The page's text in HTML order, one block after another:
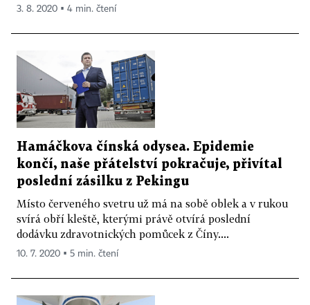
3. 8. 2020 ▪ 4 min. čtení
Hamáčkova čínská odysea. Epidemie
končí, naše přátelství pokračuje, přivítal
poslední zásilku z Pekingu
Místo červeného svetru už má na sobě oblek a v rukou
svírá obří kleště, kterými právě otvírá poslední
dodávku zdravotnických pomůcek z Číny....
10. 7. 2020 ▪ 5 min. čtení